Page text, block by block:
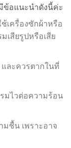
ข้อแนะนำดังนี้ค่ะ
เครื่องซักผ้าหรือ
เสียรูปหรือเสีย
และควรตากในที่
รมไวต่อความร้อน
มชื้น เพราะอาจ